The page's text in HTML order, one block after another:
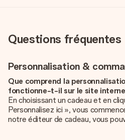
Questions fréquentes
Personnalisation &
Que comprend la
fonctionne-t-il sur le site
En choisissant un cadeau et en
Personnalisez ici », vous
notre éditeur de cadeau, vous